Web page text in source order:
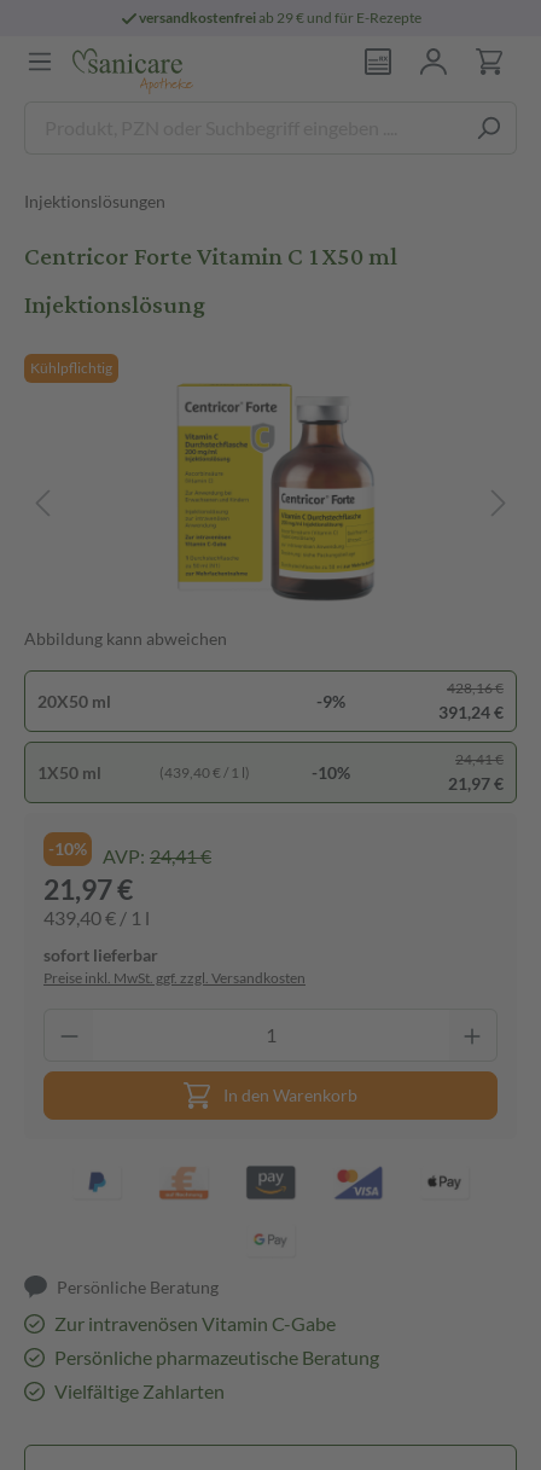
versandkostenfreiab 29 € und für E-Rezepte
Injektionslösungen
Centricor Forte Vitamin C 1X50 ml
Injektionslösung
Kühlpflichtig
Abbildung kann abweichen
20X50 ml -9%
428,16 €
391,24 €
1X50 ml (439,40 € / 1 l) -10%
24,41 €
21,97 €
-10% AVP: 24,41 €
21,97 €
439,40 € / 1 l
sofort lieferbar
Preise inkl. MwSt. ggf. zzgl. Versandkosten
In den Warenkorb
Persönliche Beratung
Zur intravenösen Vitamin C-Gabe
Persönliche pharmazeutische Beratung
Vielfältige Zahlarten